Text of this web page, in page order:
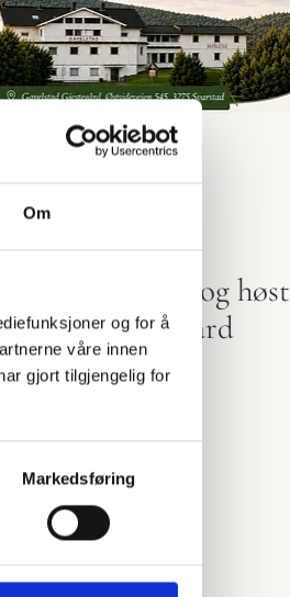
Om
og for å
våre innen
gjort tilgjengelig for
Markedsføring
EVANGELISK MISJON
på Gavelstad
til en
sommer og høst
Gjestegård
mer